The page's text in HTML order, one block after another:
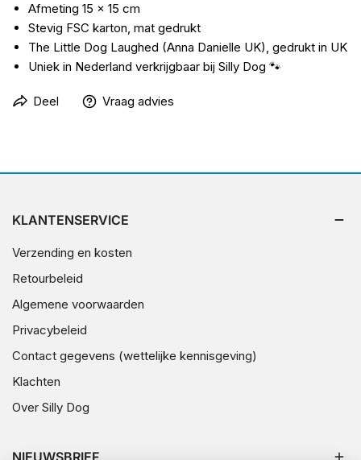
Afmeting 15 x 15 cm
Stevig FSC karton, mat gedrukt
The Little Dog Laughed (Anna Danielle UK), gedrukt in UK
Uniek in Nederland verkrijgbaar bij Silly Dog 🐾
Deel Vraag advies
KLANTENSERVICE
Verzending en kosten
Retourbeleid
Algemene voorwaarden
Privacybeleid
Contact gegevens (wettelijke kennisgeving)
Klachten
Over Silly Dog
NIEUWSBRIEF